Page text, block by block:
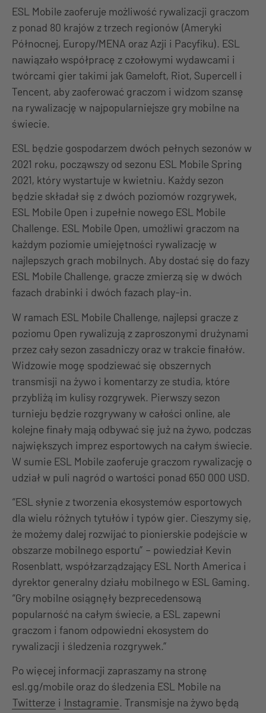
ESL Mobile zaoferuje możliwość rywalizacji graczom
z ponad 80 krajów z trzech regionów (Ameryki
Północnej, Europy/MENA oraz Azji i Pacyfiku). ESL
nawiązało współpracę z czołowymi wydawcami i
twórcami gier takimi jak Gameloft, Riot, Supercell i
Tencent, aby zaoferować graczom i widzom szansę
na rywalizację w najpopularniejsze gry mobilne na
świecie.
ESL będzie gospodarzem dwóch pełnych sezonów w
2021 roku, począwszy od sezonu ESL Mobile Spring
2021, który wystartuje w kwietniu. Każdy sezon
będzie składał się z dwóch poziomów rozgrywek,
ESL Mobile Open i zupełnie nowego ESL Mobile
Challenge. ESL Mobile Open, umożliwi graczom na
każdym poziomie umiejętności rywalizację w
najlepszych grach mobilnych. Aby dostać się do fazy
ESL Mobile Challenge, gracze zmierzą się w dwóch
fazach drabinki i dwóch fazach play-in.
W ramach ESL Mobile Challenge, najlepsi gracze z
poziomu Open rywalizują z zaproszonymi drużynami
przez cały sezon zasadniczy oraz w trakcie finałów.
Widzowie mogę spodziewać się obszernych
transmisji na żywo i komentarzy ze studia, które
przybliżą im kulisy rozgrywek. Pierwszy sezon
turnieju będzie rozgrywany w całości online, ale
kolejne finały mają odbywać się już na żywo, podczas
największych imprez esportowych na całym świecie.
W sumie ESL Mobile zaoferuje graczom rywalizację o
udział w puli nagród o wartości ponad 650 000 USD.
“ESL słynie z tworzenia ekosystemów esportowych
dla wielu różnych tytułów i typów gier. Cieszymy się,
że możemy dalej rozwijać to pionierskie podejście w
obszarze mobilnego esportu” – powiedział Kevin
Rosenblatt, współzarządzający ESL North America i
dyrektor generalny działu mobilnego w ESL Gaming.
“Gry mobilne osiągnęły bezprecedensową
popularność na całym świecie, a ESL zapewni
graczom i fanom odpowiedni ekosystem do
rywalizacji i śledzenia rozgrywek.”
Po więcej informacji zapraszamy na stronę
esl.gg/mobile oraz do śledzenia ESL Mobile na
Twitterze i Instagramie. Transmisje na żywo będą